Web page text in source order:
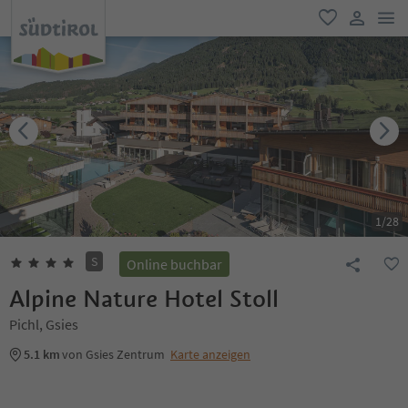
favorit
user link
1/28
S Online buchbar
Alpine Nature Hotel Stoll
Pichl, Gsies
5.1 kmvon Gsies Zentrum Karte anzeigen